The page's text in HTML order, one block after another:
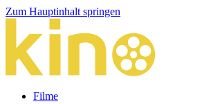
Zum Hauptinhalt springen
Filme